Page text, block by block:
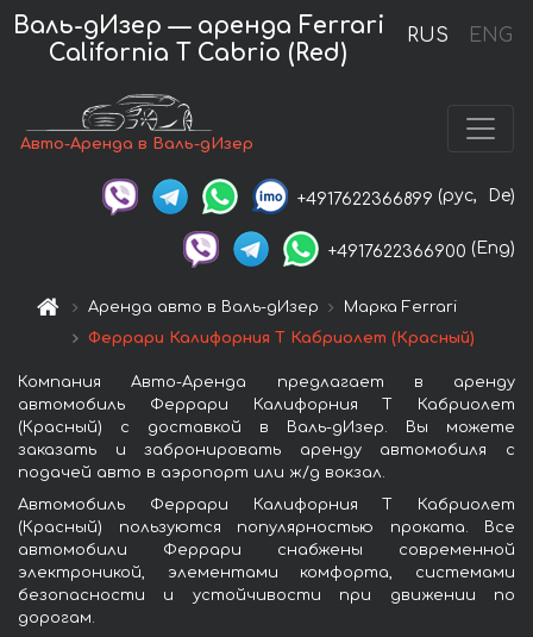
RUS ENG
Валь-дИзер — аренда Ferrari
California T Cabrio (Red)
Авто-Аренда в Валь-дИзер
+4917622366899 (рус, De)
+4917622366900 (Eng)
Аренда авто в Валь-дИзер
Марка Ferrari
Феррари Калифорния Т Кабриолет (Красный)
Компания Авто-Аренда предлагает в аренду
автомобиль Феррари Калифорния Т Кабриолет
(Красный) с доставкой в Валь-дИзер. Вы можете
заказать и забронировать аренду автомобиля с
подачей авто в аэропорт или ж/д вокзал.
Автомобиль Феррари Калифорния Т Кабриолет
(Красный) пользуются популярностью проката. Все
автомобили Феррари снабжены современной
электроникой, элементами комфорта, системами
безопасности и устойчивости при движении по
дорогам.